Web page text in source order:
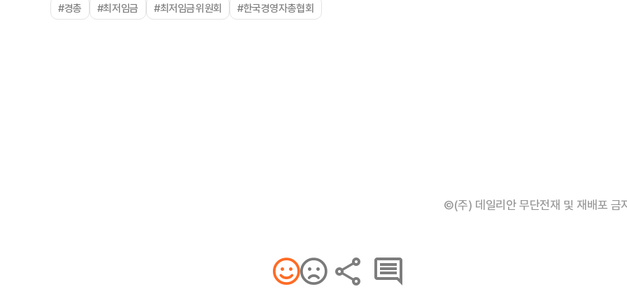
#경총 #최저임금 #최저임금위원회 #한국경영자총협회
©(주) 데일리안 무단전재 및 재배포 금